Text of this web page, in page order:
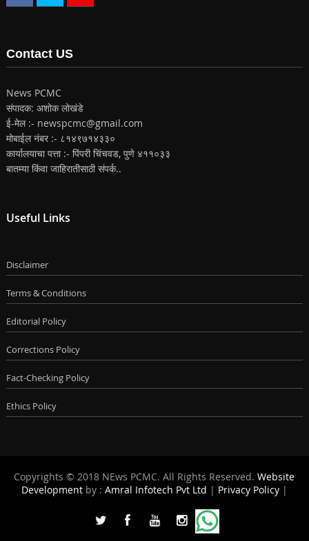
Contact US
News PCMC
संपादक: अशोक लोखंडे
ई-मेल :- newspcmc@gmail.com
मोबाईल नंबर :- ८१४९७१४३३०
कार्यालयाचा पत्ता :- पिंपरी चिंचवड, पुणे ४११०३३
बातम्या किंवा जाहिरातीसाठी संपर्क..
Useful Links
Disclaimer
Terms & Conditions
Editorial Policy
Corrections Policy
Fact-Checking Policy
Ethics Policy
Copyrights © 2018 NEws PCMC. All Rights Reserved.Website
Developmentby : Amral Infotech Pvt Ltd | Privacy Policy|